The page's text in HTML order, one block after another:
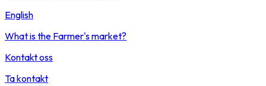
English
What is the Farmer's market?
Kontakt oss
Ta kontakt